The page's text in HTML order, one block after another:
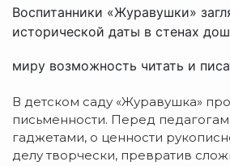
Воспитанники «Журавушки»
исторической даты в стенах
миру возможность читать и
В детском саду «Журавушка»
письменности. Перед
гаджетами, о ценности
делу творчески, превратив